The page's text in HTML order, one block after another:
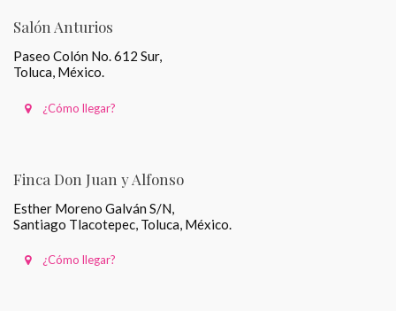
Salón Anturios
Paseo Colón No. 612 Sur,
Toluca, México.
¿Cómo llegar?
Finca Don Juan y Alfonso
Esther Moreno Galván S/N,
Santiago Tlacotepec, Toluca, México.
¿Cómo llegar?